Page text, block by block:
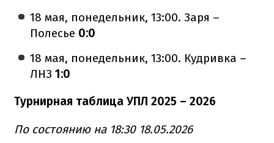
18 мая, понедельник, 13:00. Заря –
Полесье 0:0
18 мая, понедельник, 13:00. Кудривка –
ЛНЗ1:0
Турнирная таблица УПЛ 2025 – 2026
По состоянию на 18:30 18.05.2026